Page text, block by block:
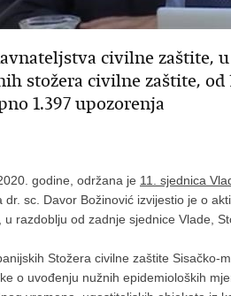
civilne zaštite,
stožera civilne zaštite, od
1.397 upozorenja
godine, održana je 11. sjednica
dr. sc. Davor Božinović izvijestio je o
u razdoblju od zadnje sjednice Vlade,
Stožera civilne zaštite
o uvođenju nužnih epidemioloških